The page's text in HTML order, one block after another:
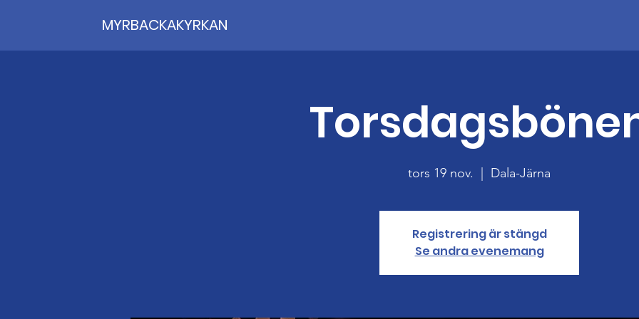
MYRBACKAKYRKAN
tors 19 nov. Dala-Järna
Registrering är stängd
Se andra evenemang